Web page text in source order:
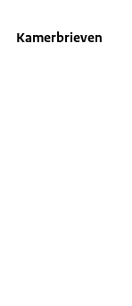
Kamerbrieven